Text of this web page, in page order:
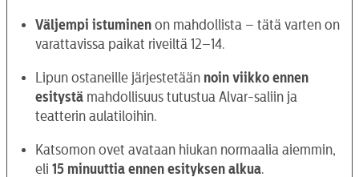
Väljempi istuminen on mahdollista – tätä varten on
varattavissa paikat riveiltä 12–14.
Lipun ostaneille järjestetään noin viikko ennen
esitystä mahdollisuus tutustua Alvar-saliin ja
teatterin aulatiloihin.
Katsomon ovet avataan hiukan normaalia aiemmin,
eli 15 minuuttia ennen esityksen alkua